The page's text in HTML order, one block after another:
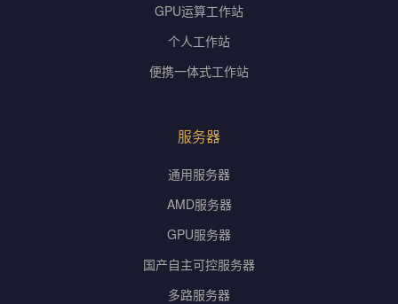
GPU运算工作站
个人工作站
便携一体式工作站
服务器
通用服务器
AMD服务器
GPU服务器
国产自主可控服务器
多路服务器